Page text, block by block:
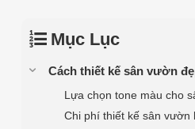
Mục Lục
Cách thiết kế sân vườn
Lựa chọn tone màu cho
Chi phí thiết kế sân vườn